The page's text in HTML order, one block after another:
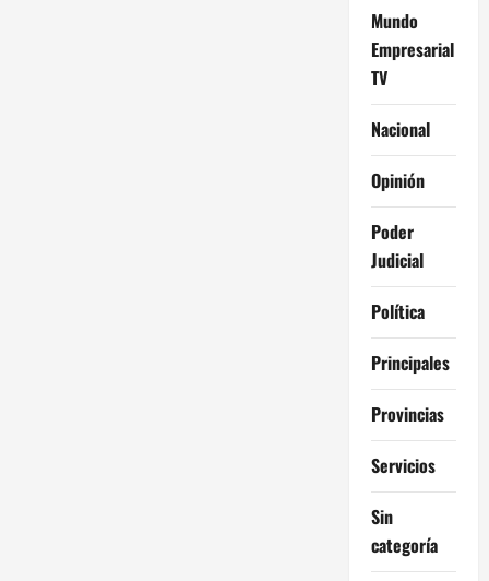
Mundo
Empresarial
TV
Nacional
Opinión
Poder
Judicial
Política
Principales
Provincias
Servicios
Sin
categoría